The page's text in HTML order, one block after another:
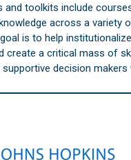
and toolkits include
across a variety
is to help
create a critical mass of
decision makers